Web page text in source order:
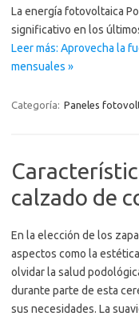
La energía fotovoltaica
significativo en los
Leer más: Aprovecha la
mensuales »
Categoría: Paneles
calzado de
En la elección de los
aspectos como la
olvidar la salud
durante parte de esta
sus necesidades. La